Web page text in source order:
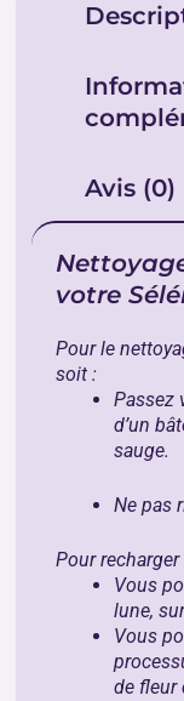
Avis (0)
votre
Pour le
soit :
Passez
d’un
sauge.
Ne pas
Pour
Vous
lune,
Vous
de fleur